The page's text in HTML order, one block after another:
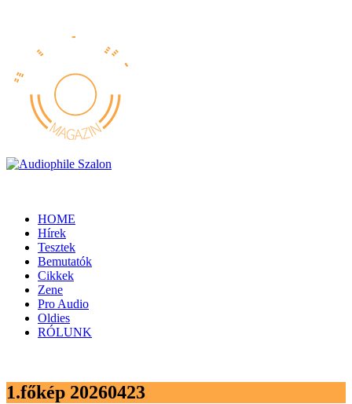
HOME
Hírek
Tesztek
Bemutatók
Cikkek
Zene
Pro Audio
Oldies
RÓLUNK
1.főkép 20260423